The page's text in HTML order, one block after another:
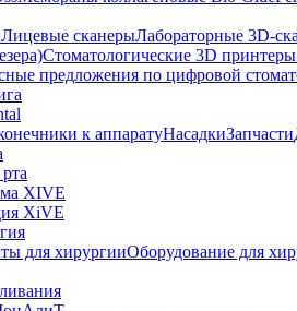
Лицевые сканерыЛабораторные 3D-
Стоматологические 3D
предложения по цифровой
к аппаратуНасадкиЗапчасти
XIVE
XiVE
для хирургииОборудование для